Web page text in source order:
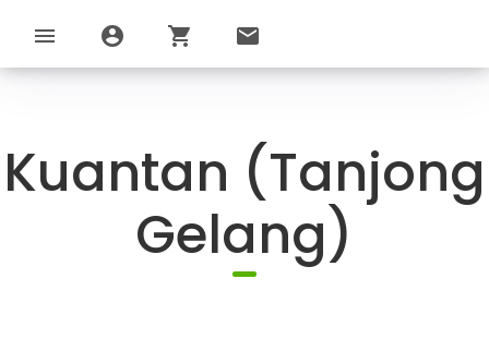
menu account_circle shopping_cart email
Kuantan (Tanjong
Gelang)